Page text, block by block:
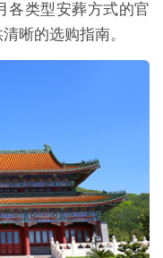
各类型安葬方式的官
晰的选购指南。